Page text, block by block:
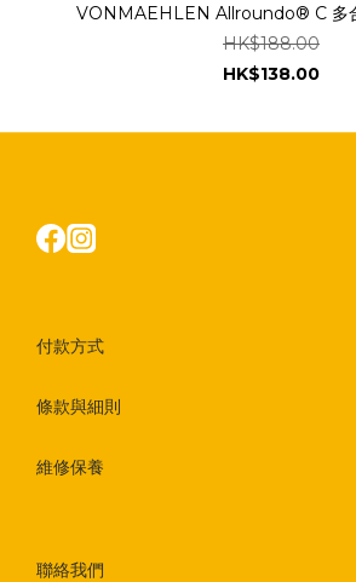
VONMAEHLEN Allroundo® C 多
HK$188.00
HK$138.00
付款方式
條款與細則
維修保養
聯絡我們